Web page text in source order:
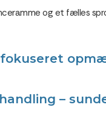
og et fælles
–